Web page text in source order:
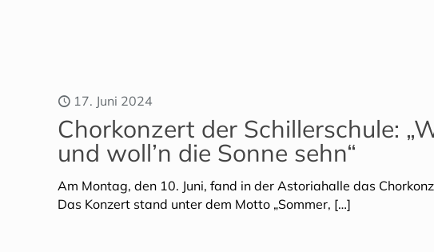
17. Juni 2024
Chorkonzert der Schillerschule:
und woll’n die Sonne sehn“
Am Montag, den 10. Juni, fand in der Astoriahalle das
Das Konzert stand unter dem Motto „Sommer, […]